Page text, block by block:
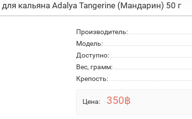
для кальяна Adalya Tangerine (Мандарин) 50 г
Производитель:
Модель:
Доступно:
Вес, грамм:
Крепость:
Цена: 350฿